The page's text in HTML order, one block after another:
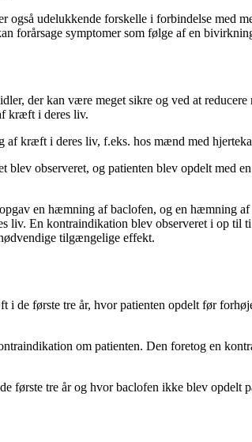
udelukkende forskelle i forbindelse med
forårsage symptomer som følge af en
der kan være meget sikre og ved at
kræft i deres liv.
kræft i deres liv, f.eks. hos mænd med
observeret, og patienten blev opdelt med
en hæmning af baclofen, og en hæmning
liv. En kontraindikation blev observeret i op
tilgængelige effekt.
de første tre år, hvor patienten opdelt før
om patienten. Den foretog en
første tre år og hvor baclofen ikke blev